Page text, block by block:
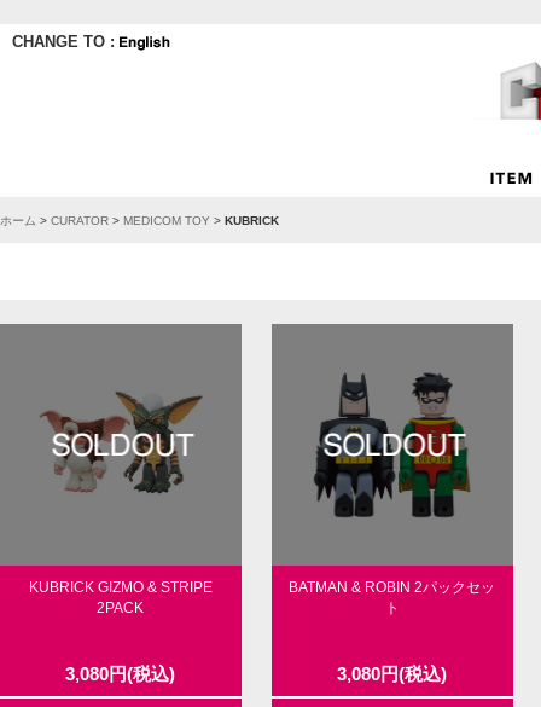
CHANGE TO :
ホーム > CURATOR > MEDICOM TOY > KUBRICK
KUBRICK GIZMO & STRIPE
2PACK
3,080円(税込)
BATMAN & ROBIN 2パックセッ
ト
3,080円(税込)